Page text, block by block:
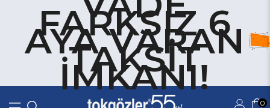
FARKSIZ 6
AYA VARAN
TAKSİT
İMKANI!
0